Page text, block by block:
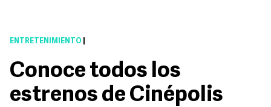
ENTRETENIMIENTO
Conoce todos los
estrenos de Cinépolis